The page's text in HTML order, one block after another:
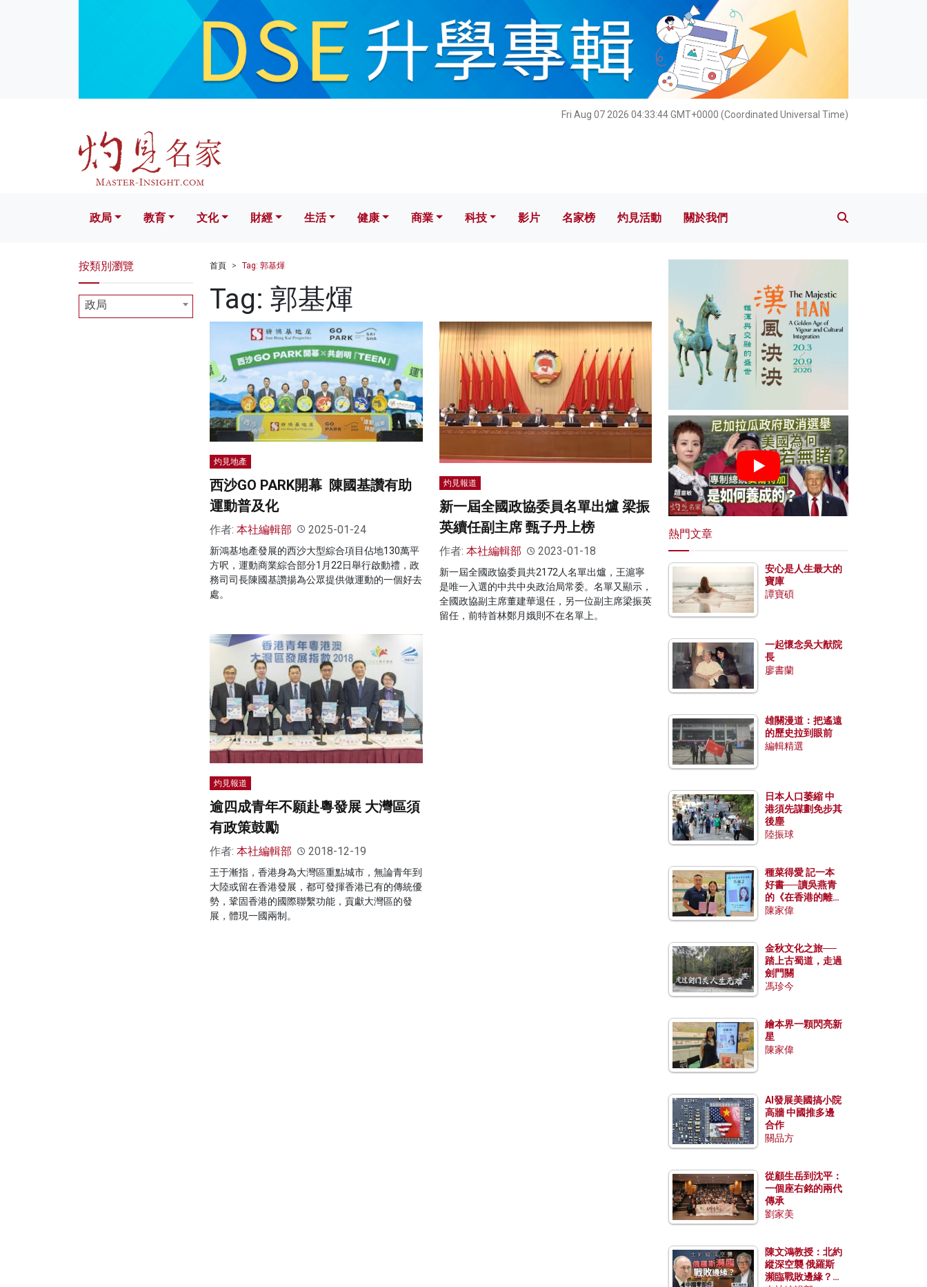
Fri Aug 07 2026 04:33:45 GMT+0000 (Coordinated Universal Time)
文化 財經 生活 健康 科技 影片 名家榜 灼見活動 關於我們
政局 教育 文化 財經 生活 健康 商業 科技 影片 名家榜 灼見活動 關於我們
首頁 Tag: 郭基煇
Tag: 郭基煇
灼見地產
西沙GO PARK開幕 陳國基讚有助
運動普及化
作者: 本社編輯部 2025-01-24
新鴻基地產發展的西沙大型綜合項目佔地130萬平
方呎，運動商業綜合部分1月22日舉行啟動禮，政
務司司長陳國基讚揚為公眾提供做運動的一個好去
處。
灼見報道
新一屆全國政協委員名單出爐 梁振
英續任副主席 甄子丹上榜
作者: 本社編輯部 2023-01-18
新一屆全國政協委員共2172人名單出爐，王滬寧
是唯一入選的中共中央政治局常委。名單又顯示，
全國政協副主席董建華退任，另一位副主席梁振英
留任，前特首林鄭月娥則不在名單上。
灼見報道
逾四成青年不願赴粵發展 大灣區須
有政策鼓勵
作者: 本社編輯部 2018-12-19
王于漸指，香港身為大灣區重點城市，無論青年到
大陸或留在香港發展，都可發揮香港已有的傳統優
勢，鞏固香港的國際聯繫功能，貢獻大灣區的發
展，體現一國兩制。
按類別瀏覽
政局
熱門文章
安心是人生最大的
寶庫
譚寶碩
一起懷念吳大猷院
長
廖書蘭
雄關漫道：把遙遠
的歷史拉到眼前
編輯精選
日本人口萎縮 中
港須先謀劃免步其
後塵
陸振球
種菜得愛 記一本
好書──讀吳燕青
的《在香港的離島
種菜》
陳家偉
金秋文化之旅──
踏上古蜀道，走過
劍門關
馮珍今
繪本界一顆閃亮新
星
陳家偉
AI發展美國搞小院
高牆 中國推多邊
合作
關品方
從顧生岳到沈平：
一個座右銘的兩代
傳承
劉家美
陳文鴻教授：北約
縱深空襲 俄羅斯
瀕臨戰敗邊緣？中